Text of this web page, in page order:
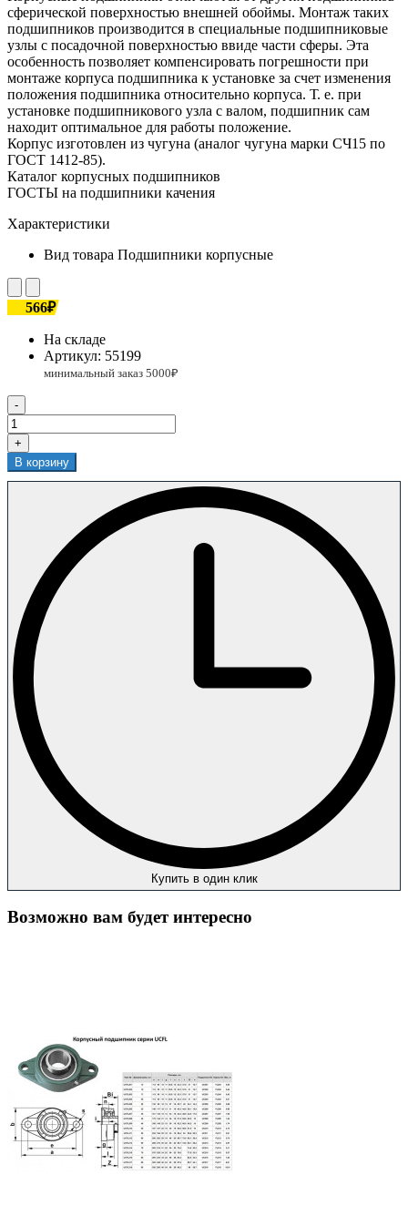
сферической поверхностью внешней обоймы. Монтаж таких
подшипников производится в специальные подшипниковые
узлы с посадочной поверхностью ввиде части сферы. Эта
особенность позволяет компенсировать погрешности при
монтаже корпуса подшипника к установке за счет изменения
положения подшипника относительно корпуса. Т. е. при
установке подшипникового узла с валом, подшипник сам
находит оптимальное для работы положение.
Корпус изготовлен из чугуна (аналог чугуна марки СЧ15 по
ГОСТ 1412-85).
Каталог корпусных подшипников
ГОСТЫ на подшипники качения
Характеристики
Вид товара Подшипники корпусные
566₽
На складе
Артикул: 55199
-
+
В корзину
Купить в один клик
Возможно вам будет интересно